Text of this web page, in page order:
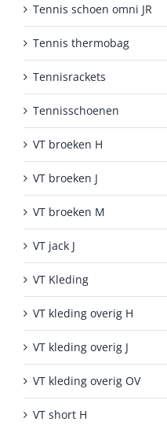
Tennis schoen omni JR
Tennis thermobag
Tennisrackets
Tennisschoenen
VT broeken H
VT broeken J
VT broeken M
VT jack J
VT Kleding
VT kleding overig H
VT kleding overig J
VT kleding overig OV
VT short H